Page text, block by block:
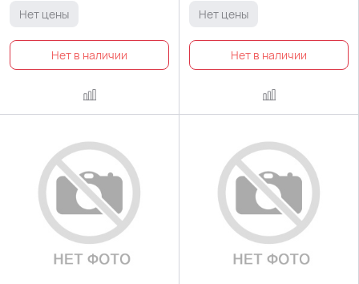
Нет цены Нет цены